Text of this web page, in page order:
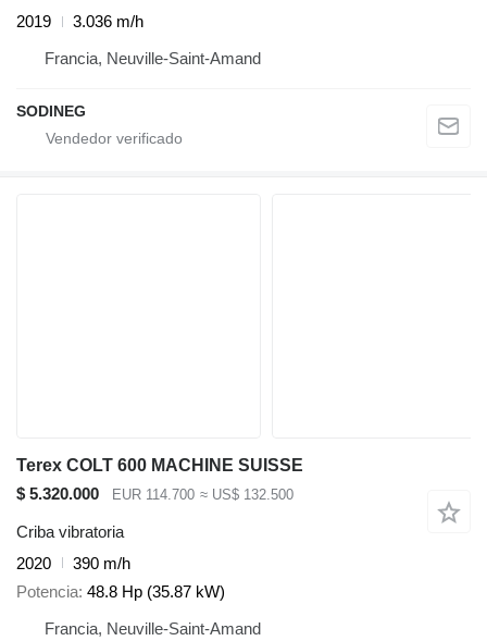
2019
3.036 m/h
Francia, Neuville-Saint-Amand
SODINEG
Terex COLT 600 MACHINE SUISSE
$ 5.320.000
EUR 114.700 ≈ US$ 132.500
Criba vibratoria
2020
390 m/h
Potencia 48.8 Hp (35.87 kW)
Francia, Neuville-Saint-Amand